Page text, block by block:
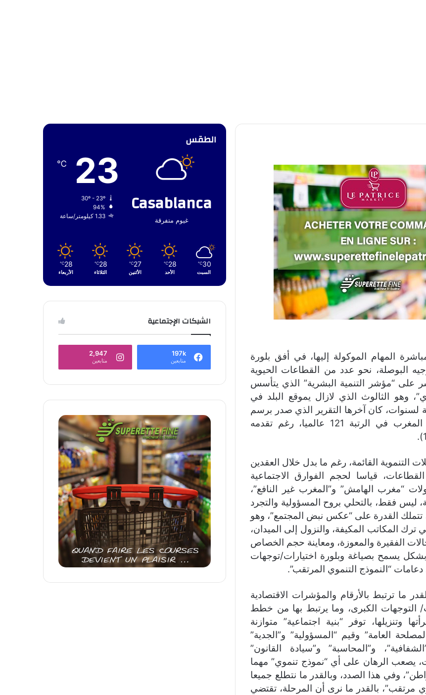
المهام الموكولة إليها، في أفق بلورة
البوصلة، نحو عدد من القطاعات الحيوية
على “مؤشر التنمية البشرية” الذي يتأسس
وهو الثالوث الذي لازال يموقع البلد في
لسنوات، كان آخرها التقرير الذي صدر برسم
السنة الجارية (2019) قبل أيام، والذي وضع المغرب في الرتبة 121 عالميا، رغم تقدمه
القائمة، رغم ما بدل خلال العقدين
قياسا لحجم الفوارق الاجتماعية
“مغرب الهامش” و”المغرب غير النافع”،
ليس فقط، بالتحلي بروح المسؤولية والتجرد
تتملك القدرة على “عكس نبض المجتمع”، وهو
المكاتب المكيفة، والنزول إلى الميدان،
الفقيرة والمعوزة، ومعاينة حجم الخصاص
يسمح بصياغة وبلورة اختيارات/توجهات
“النموذج التنموي المرتقب”.
ما ترتبط بالأرقام والمؤشرات الاقتصادية
التوجهات الكبرى، وما يرتبط بها من خطط
وتنزيلها، توفر “بنية اجتماعية” متوازنة
العامة” وقيم “المسؤولية” و”الجدية”
و”المحاسبة” و”سيادة القانون”
يصعب الرهان على أي “نموذج تنموي” مهما
وفي هذا الصدد، وبالقدر ما نتطلع جميعا
مرتقب”، بالقدر ما نرى أن المرحلة، تقتضي
الطقس
Casablanca
غيوم متفرقة
23
℃
94%
1.33 كيلومتر/ساعة
30
℃
السبت
28
℃
الأحد
27
℃
الأثنين
28
℃
الثلاثاء
28
℃
الأربعاء
الشبكات الإجتماعية
197k
متابعين
2,947
متابعين